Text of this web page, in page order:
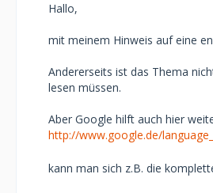
Hallo,
mit meinem Hinweis auf eine
Andererseits ist das Thema
lesen müssen.
Aber Google hilft auch hier
http://www.google.de/
kann man sich z.B. die